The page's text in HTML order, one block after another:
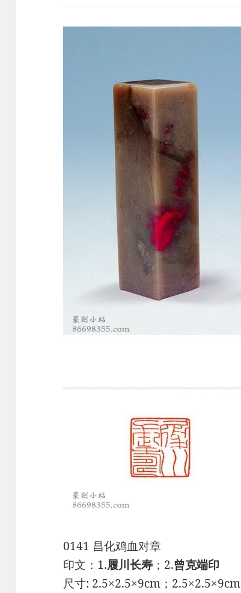
0141 昌化鸡血对章
印文：1.履川长寿 ；2.曾克端印
尺寸: 2.5×2.5×9cm；2.5×2.5×9cm